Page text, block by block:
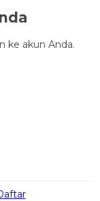
ke akun Anda.